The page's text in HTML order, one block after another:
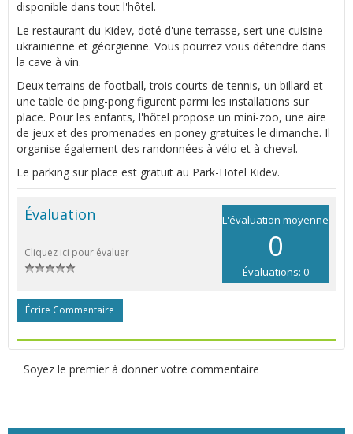
disponible dans tout l'hôtel.
Le restaurant du Kidev, doté d'une terrasse, sert une cuisine
ukrainienne et géorgienne. Vous pourrez vous détendre dans
la cave à vin.
Deux terrains de football, trois courts de tennis, un billard et
une table de ping-pong figurent parmi les installations sur
place. Pour les enfants, l'hôtel propose un mini-zoo, une aire
de jeux et des promenades en poney gratuites le dimanche. Il
organise également des randonnées à vélo et à cheval.
Le parking sur place est gratuit au Park-Hotel Kidev.
L'évaluation moyenne
0
Évaluations: 0
Évaluation
Cliquez ici pour évaluer
Écrire Commentaire
Soyez le premier à donner votre commentaire